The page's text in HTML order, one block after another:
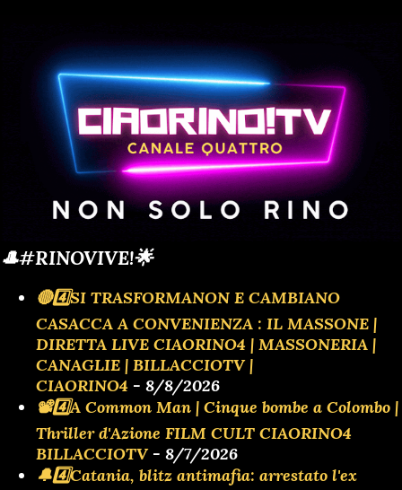
🎩#RINOVIVE!🌟
🔴4️⃣SI TRASFORMANON E CAMBIANO
CASACCA A CONVENIENZA : IL MASSONE |
DIRETTA LIVE CIAORINO4 | MASSONERIA |
CANAGLIE | BILLACCIOTV |
CIAORINO4 - 8/8/2026
📽️4️⃣A Common Man | Cinque bombe a Colombo |
Thriller d'Azione FILM CULT CIAORINO4
BILLACCIOTV- 8/7/2026
🔔4️⃣Catania, blitz antimafia: arrestato l'ex